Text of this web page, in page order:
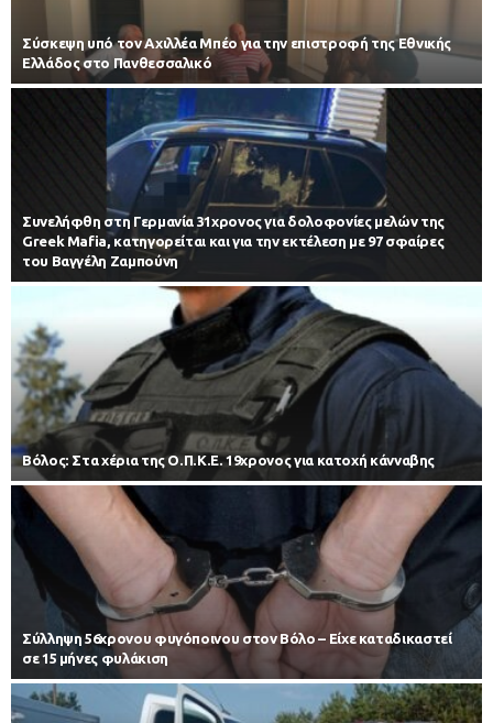
Σύσκεψη υπό τον Αχιλλέα Μπέο για την επιστροφή της Εθνικής
Ελλάδος στο Πανθεσσαλικό
Συνελήφθη στη Γερμανία 31χρονος για δολοφονίες μελών της
Greek Mafia, κατηγορείται και για την εκτέλεση με 97 σφαίρες
του Βαγγέλη Ζαμπούνη
Βόλος: Στα χέρια της Ο.Π.Κ.Ε. 19χρονος για κατοχή κάνναβης
Σύλληψη 56χρονου φυγόποινου στον Βόλο – Είχε καταδικαστεί
σε 15 μήνες φυλάκιση